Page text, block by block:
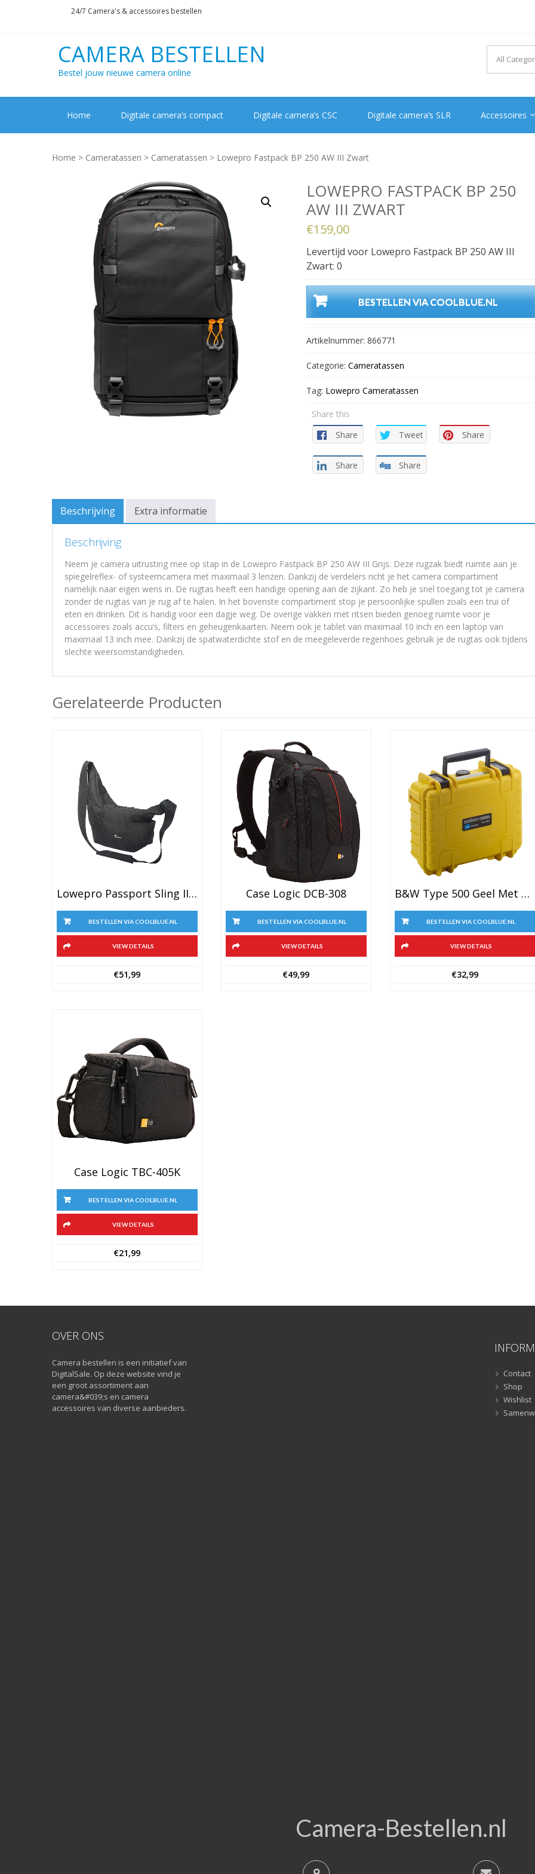
24/7 Camera's & accessoires bestellen
CAMERA BESTELLEN
Bestel jouw nieuwe camera online
Home Digitale camera’s compact Digitale camera’s CSC Digitale camera’s SLR Accessoires
Home > Cameratassen > Cameratassen > Lowepro Fastpack BP 250 AW III Zwart
LOWEPRO FASTPACK BP 250
AW III ZWART
€159,00
Levertijd voor Lowepro Fastpack BP 250 AW III
Zwart: 0
BESTELLEN VIA COOLBLUE.NL
Artikelnummer: 866771
Categorie: Cameratassen
Tag: Lowepro Cameratassen
Share this
Share
Tweet Share
Share Share
Beschrijving Extra informatie
Beschrijving
Neem je camera uitrusting mee op stap in de Lowepro Fastpack BP 250 AW III Grijs. Deze rugzak biedt ruimte aan je
spiegelreflex- of systeemcamera met maximaal 3 lenzen. Dankzij de verdelers richt je het camera compartiment
namelijk naar eigen wens in. De rugtas heeft een handige opening aan de zijkant. Zo heb je snel toegang tot je camera
zonder de rugtas van je rug af te halen. In het bovenste compartiment stop je persoonlijke spullen zoals een trui of
eten en drinken. Dit is handig voor een dagje weg. De overige vakken met ritsen bieden genoeg ruimte voor je
accessoires zoals accu’s, filters en geheugenkaarten. Neem ook je tablet van maximaal 10 inch en een laptop van
maximaal 13 inch mee. Dankzij de spatwaterdichte stof en de meegeleverde regenhoes gebruik je de rugtas ook tijdens
slechte weersomstandigheden.
Gerelateerde Producten
Lowepro Passport Sling III Black
BESTELLEN VIA COOLBLUE.NL
VIEW DETAILS
€51,99
Case Logic DCB-308
BESTELLEN VIA COOLBLUE.NL
VIEW DETAILS
€49,99
B&W Type 500 Geel Met Plukschuim
BESTELLEN VIA COOLBLUE.NL
VIEW DETAILS
€32,99
Case Logic TBC-405K
BESTELLEN VIA COOLBLUE.NL
VIEW DETAILS
€21,99
OVER ONS
Camera bestellen is een initiatief van
DigitalSale. Op deze website vind je
een groot assortiment aan
camera&#039;s en camera
accessoires van diverse aanbieders.
Contact
Shop
Wishlist
Camera-Bestellen.nl